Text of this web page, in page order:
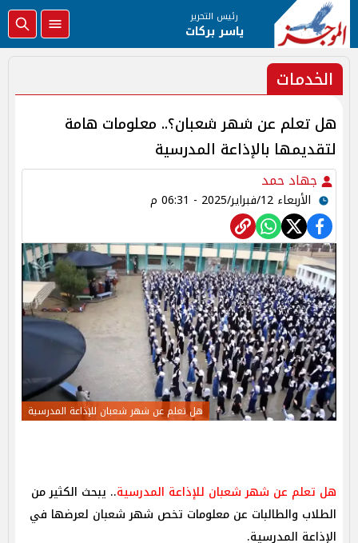
رئيس التحرير
ياسر بركات
الخدمات
هل تعلم عن شهر شعبان؟.. معلومات هامة
لتقديمها بالإذاعة المدرسية
جهاد حمد
الأربعاء 12/فبراير/2025 - 06:31 م
هل تعلم عن شهر شعبان للإذاعة المدرسية
هل تعلم عن شهر شعبان للإذاعة المدرسية.. يبحث الكثير من
الطلاب والطالبات عن معلومات تخص شهر شعبان لعرضها في
الإذاعة المدرسية.